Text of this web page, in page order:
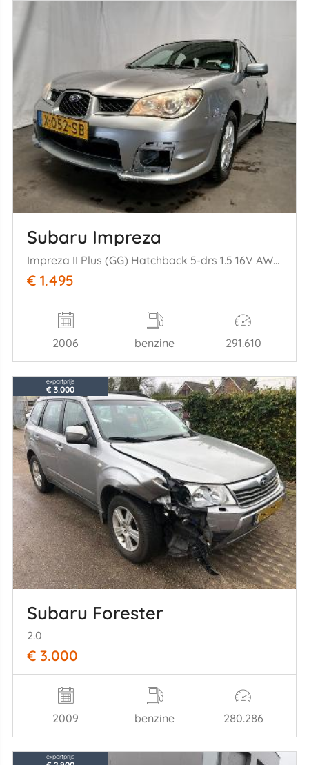
Subaru Impreza
Impreza II Plus (GG) Hatchback 5-drs 1.5 16V AWD (EL15) [77kW] (05-20= 06/02-2008)
€ 1.495
2006 benzine 291.610
exportprijs
€ 3.000
Subaru Forester
2.0
€ 3.000
2009 benzine 280.286
exportprijs